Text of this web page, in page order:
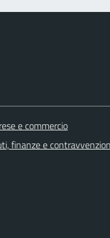
e commercio
finanze e